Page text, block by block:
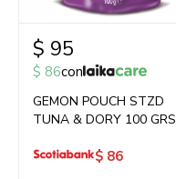
$ 95
$ 86con
GEMON POUCH STZD
TUNA & DORY 100 GRS
$ 86